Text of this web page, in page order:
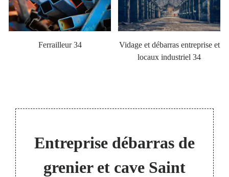
Ferrailleur 34
Vidage et débarras entreprise et
locaux industriel 34
Entreprise débarras de
grenier et cave Saint